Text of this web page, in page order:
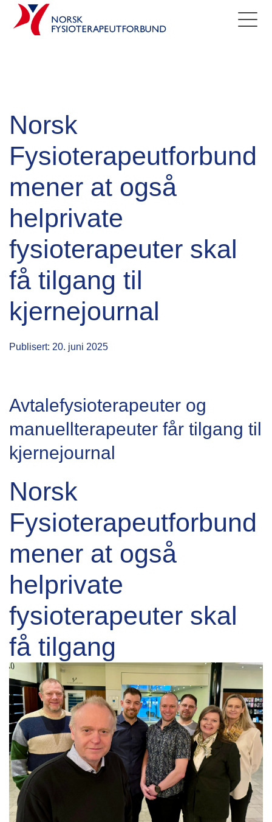
Norsk
Fysioterapeutforbund
mener at også
helprivate
fysioterapeuter skal
få tilgang til
kjernejournal
Publisert: 20. juni 2025
Avtalefysioterapeuter og
manuellterapeuter får tilgang til
kjernejournal
Norsk
Fysioterapeutforbund
mener at også
helprivate
fysioterapeuter skal
få tilgang